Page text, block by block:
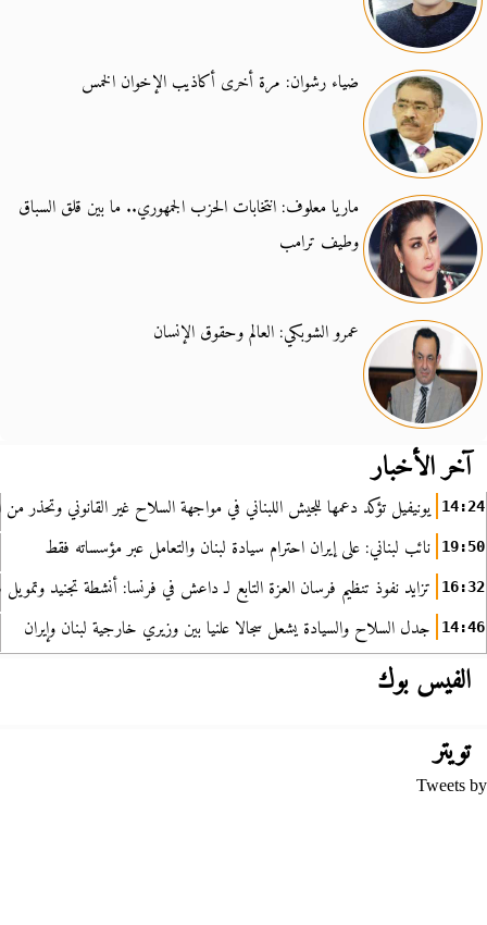
ضياء رشوان: مرة أخرى أكاذيب الإخوان الخمس
ماريا معلوف: انتخابات الحزب الجمهوري.. ما بين قلق السباق
وطيف ترامب
عمرو الشوبكي: العالم وحقوق الإنسان
آخر الأخبار
14:24 يونيفيل تؤكد دعمها للجيش اللبناني في مواجهة السلاح غير القانوني وتحذر من
19:50 نائب لبناني: على إيران احترام سيادة لبنان والتعامل عبر مؤسساته فقط
16:32 تزايد نفوذ تنظيم فرسان العزة التابع لـ داعش في فرنسا: أنشطة تجنيد
14:46 جدل السلاح والسيادة يشعل سجالا علنيا بين وزيري خارجية لبنان وإيران
الفيس بوك
تويتر
Tweets by